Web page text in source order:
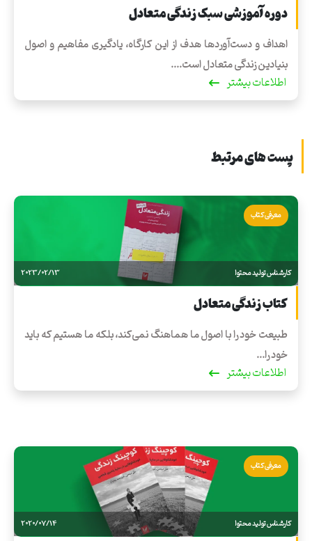
دوره آموزشی سبک زندگی متعادل
اهداف و دست‌آوردها هدف از این کارگاه، یادگیری مفاهیم و اصول
بنیادین زندگی متعادل است....
اطلاعات بیشتر
پست های مرتبط
معرفی کتاب
کارشناس تولید محتوا 2023/02/13
کتاب زندگی متعادل
طبیعت خود را با اصول ما هماهنگ نمی‌كند، بلكه ما هستیم كه باید
خود را...
اطلاعات بیشتر
معرفی کتاب
کارشناس تولید محتوا 2020/07/14